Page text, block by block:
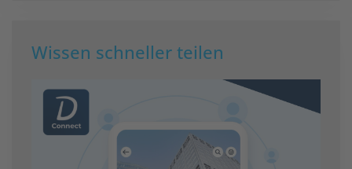
Wissen schneller teilen